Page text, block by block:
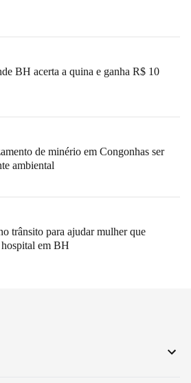
BH acerta a quina e ganha R$ 10
de minério em Congonhas ser
ambiental
trânsito para ajudar mulher que
hospital em BH